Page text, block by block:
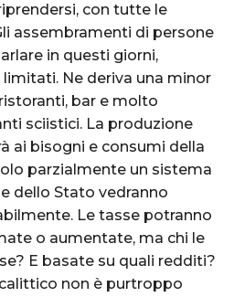
con tutte le
assembramenti di persone
in questi giorni,
Ne deriva una minor
bar e molto
sciistici. La produzione
ai bisogni e consumi della
parzialmente un sistema
dello Stato vedranno
Le tasse potranno
o aumentate, ma chi le
E basate su quali redditi?
non è purtroppo